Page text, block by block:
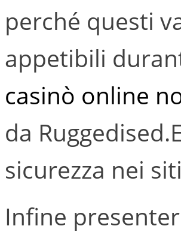
perché questi
appetibili
casinò online
da
sicurezza nei
Infine